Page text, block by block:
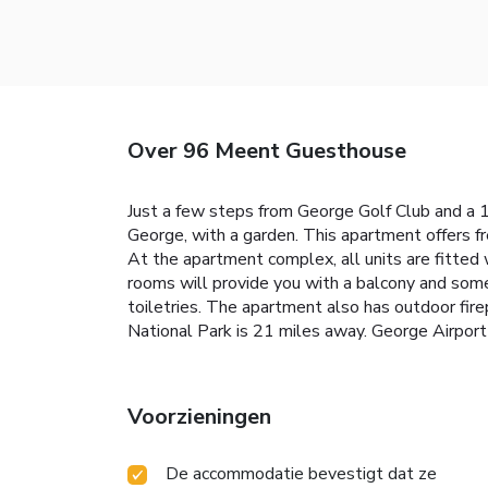
Over 96 Meent Guesthouse
Just a few steps from George Golf Club and
George, with a garden. This apartment offers
At the apartment complex, all units are fitted
rooms will provide you with a balcony and
toiletries. The apartment also has outdoor
National Park is 21 miles away. George
Voorzieningen
De accommodatie bevestigt dat ze